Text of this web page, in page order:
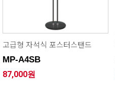
고급형 자석식 포스터스탠드
MP-A4SB
87,000원